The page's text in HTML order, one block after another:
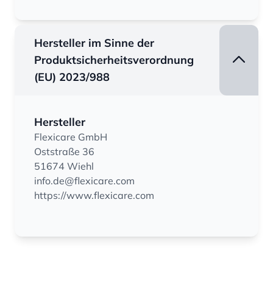
Hersteller im Sinne der
Produktsicherheitsverordnung
(EU) 2023/988
Hersteller
Flexicare GmbH
Oststraße 36
51674 Wiehl
info.de@flexicare.com
https://www.flexicare.com